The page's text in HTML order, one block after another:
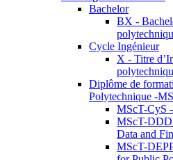
Bachelor
BX -
Cycle Ingénieur
X - Titre
Diplôme de
Polytechnique -
MScT-CyS
MScT-
Data and
MScT-